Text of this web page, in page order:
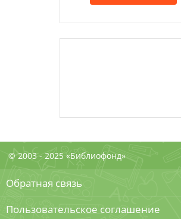
© 2003 - 2025 «Библиофонд»
Обратная связь
Пользовательское соглашение